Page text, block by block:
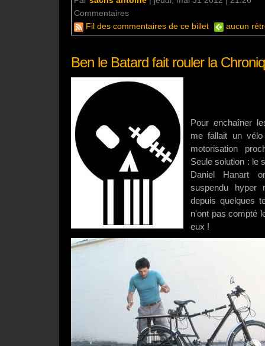
Commentaires
Fil des commentaires de ce billet
aucun
Ben le Batard fait rouler la
Pour enchaîner
me fallait un
motorisation
Seule solution : le
Daniel Hanart
suspendu hyper
depuis quelques
n'ont pas compté
eux !